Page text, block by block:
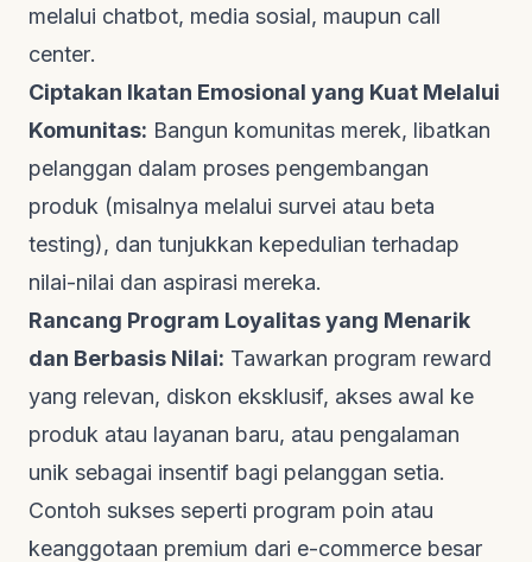
melalui chatbot, media sosial, maupun call
center.
Ciptakan Ikatan Emosional yang Kuat Melalui
Komunitas: Bangun komunitas merek, libatkan
pelanggan dalam proses pengembangan
produk (misalnya melalui survei atau beta
testing), dan tunjukkan kepedulian terhadap
nilai-nilai dan aspirasi mereka.
Rancang Program Loyalitas yang Menarik
dan Berbasis Nilai: Tawarkan program reward
yang relevan, diskon eksklusif, akses awal ke
produk atau layanan baru, atau pengalaman
unik sebagai insentif bagi pelanggan setia.
Contoh sukses seperti program poin atau
keanggotaan premium dari e-commerce besar